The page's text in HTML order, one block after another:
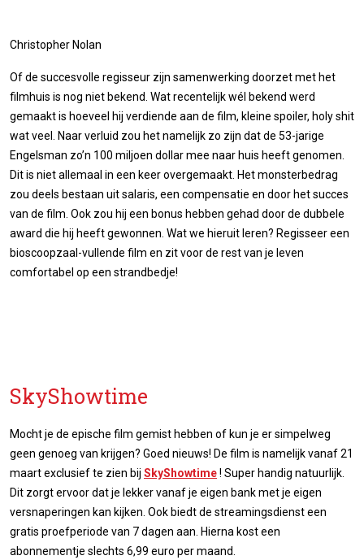
Christopher Nolan
Of de succesvolle regisseur zijn samenwerking doorzet met het
filmhuis is nog niet bekend. Wat recentelijk wél bekend werd
gemaakt is hoeveel hij verdiende aan de film, kleine spoiler, holy shit
wat veel. Naar verluid zou het namelijk zo zijn dat de 53-jarige
Engelsman zo’n 100 miljoen dollar mee naar huis heeft genomen.
Dit is niet allemaal in een keer overgemaakt. Het monsterbedrag
zou deels bestaan uit salaris, een compensatie en door het succes
van de film. Ook zou hij een bonus hebben gehad door de dubbele
award die hij heeft gewonnen. Wat we hieruit leren? Regisseer een
bioscoopzaal-vullende film en zit voor de rest van je leven
comfortabel op een strandbedje!
SkyShowtime
Mocht je de epische film gemist hebben of kun je er simpelweg
geen genoeg van krijgen? Goed nieuws! De film is namelijk vanaf 21
maart exclusief te zien bij SkyShowtime! Super handig natuurlijk.
Dit zorgt ervoor dat je lekker vanaf je eigen bank met je eigen
versnaperingen kan kijken. Ook biedt de streamingsdienst een
gratis proefperiode van 7 dagen aan. Hierna kost een
abonnementje slechts 6,99 euro per maand.